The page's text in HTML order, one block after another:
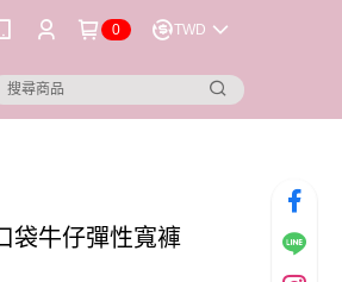
0 TWD
袋牛仔彈性寬褲